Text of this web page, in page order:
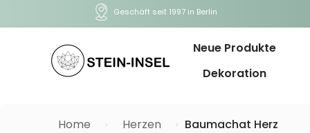
Geschäft seit 1997 in Berlin
Neue Produkte
Dekoration
Home Herzen Baumachat Herz